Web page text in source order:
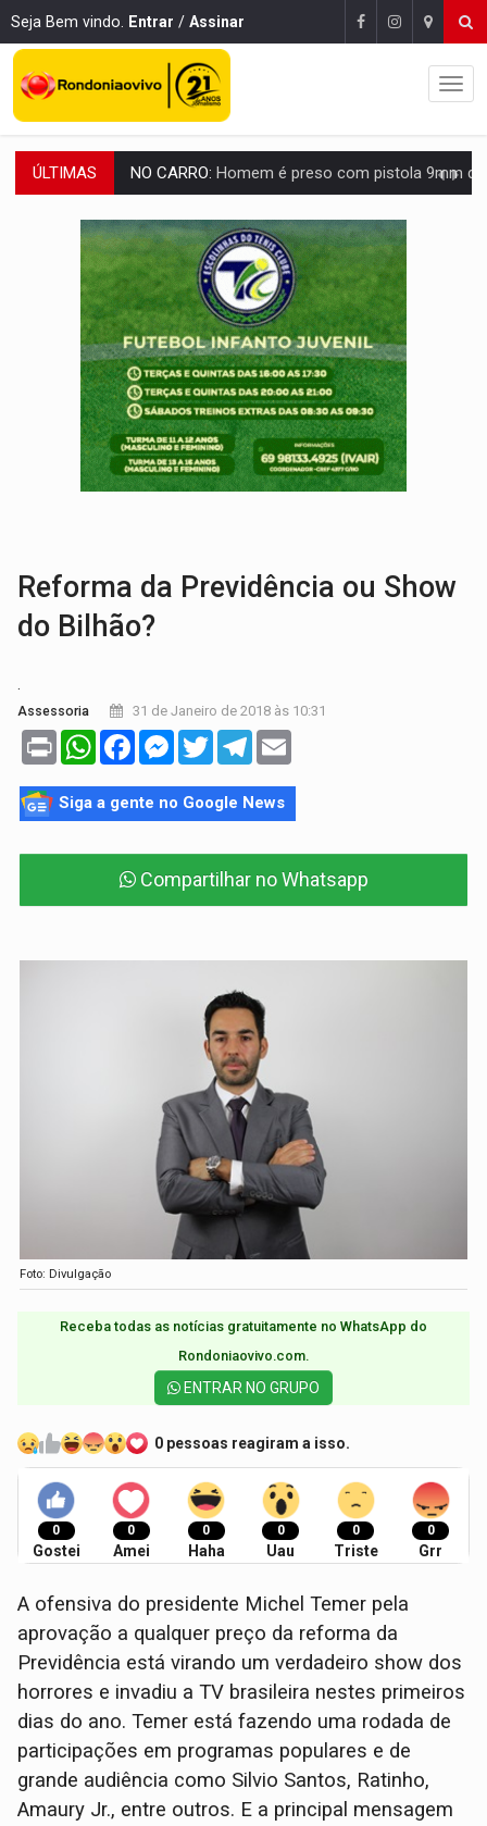
Seja Bem vindo. Entrar / Assinar
ÚLTIMAS TRÁGICO:Pai do 'Xandy Motocross' morre em
VÍDEO:Motorista de caminhonete morre preso às ferragens em colisão
LAZER: Seis lugares gratuitos para aproveitar o fim de semana
VÍDEO: FTICCO e Força Tática prendem membro do CV com arma e drogas
INCLUSÃO:Prefeitura fortalece parceria com a APAE para ampliar ações
DEFESA:Exército testa inovações no combate a drones durante
TEMAS SOCIOAMBIENTAIS:Em Itapuã do Oeste, CINEMAZÔNIA leva cinema
PREVISÃO:Interior de Rondônia terá sábado (8) de calor intenso
Reforma da Previdência ou Show
do Bilhão?
.
Assessoria 31 de Janeiro de 2018 às 10:31
Print WhatsAppFacebookMessenger
TwitterTelegram
Siga a gente no Google News
Compartilhar no Whatsapp
Foto: Divulgação
Receba todas as notícias gratuitamente no WhatsApp do
Rondoniaovivo.com.​
ENTRAR NO GRUPO
0 pessoas reagiram a isso.
0
Gostei
0
Amei
0
Haha
0
Uau
0
Triste
0
Grr
A ofensiva do presidente Michel Temer pela
aprovação a qualquer preço da reforma da
Previdência está virando um verdadeiro show dos
horrores e invadiu a TV brasileira nestes primeiros
dias do ano. Temer está fazendo uma rodada de
participações em programas populares e de
grande audiência como Silvio Santos, Ratinho,
Amaury Jr., entre outros. E a principal mensagem